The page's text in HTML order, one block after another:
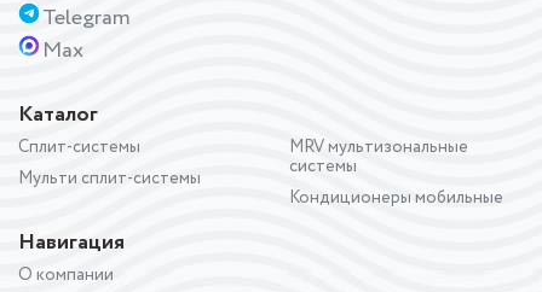
Каталог
Сплит-системы
Мульти сплит-системы
MRV мультизональные
системы
Кондиционеры мобильные
Навигация
О компании
Telegram
Max